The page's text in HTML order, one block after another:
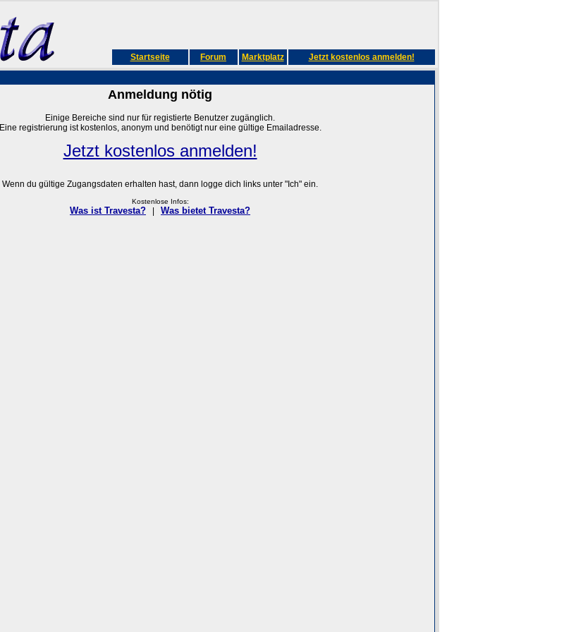
Startseite Forum Marktplatz Jetzt kostenlos anmelden!
Anmeldung nötig
Einige Bereiche sind nur für registierte Benutzer zugänglich.
Eine registrierung ist kostenlos, anonym und benötigt nur eine gültige Emailadresse.
Jetzt kostenlos anmelden!
Wenn du gültige Zugangsdaten erhalten hast, dann logge dich links unter "Ich" ein.
Kostenlose Infos:
Was ist Travesta? Was bietet Travesta?